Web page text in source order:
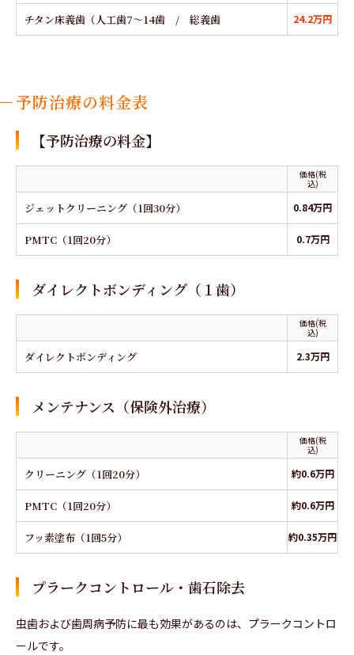
チタン床義歯（人工歯7～14歯 / 総義歯 24.2万円
予防治療の料金表
【予防治療の料金】
価格(税
込)
ジェットクリーニング（1回30分） 0.84万円
PMTC（1回20分） 0.7万円
ダイレクトボンディング（１歯）
価格(税
込)
ダイレクトボンディング 2.3万円
メンテナンス（保険外治療）
価格(税
込)
クリーニング（1回20分） 約0.6万円
PMTC（1回20分） 約0.6万円
フッ素塗布（1回5分） 約0.35万円
プラークコントロール・歯石除去
虫歯および歯周病予防に最も効果があるのは、プラークコントロ
ールです。